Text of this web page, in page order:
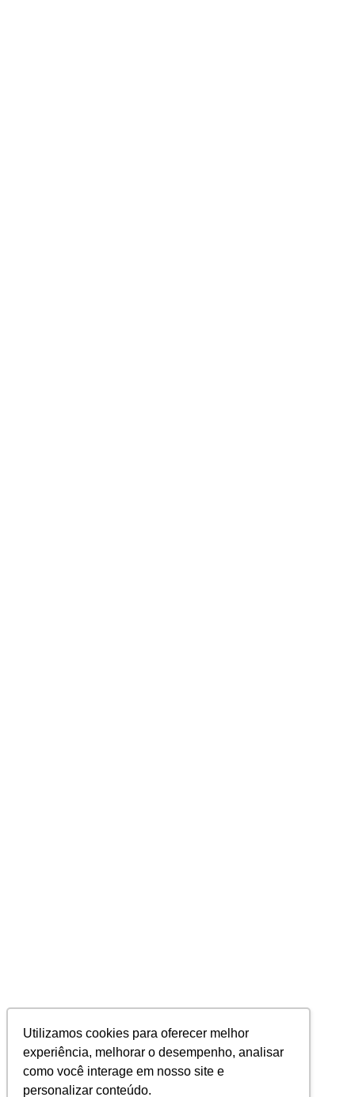
Utilizamos cookies para oferecer melhor
experiência, melhorar o desempenho, analisar
como você interage em nosso site e
personalizar conteúdo.